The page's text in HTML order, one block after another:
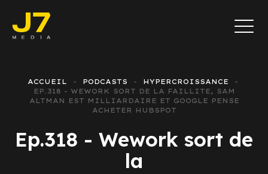
ACCUEIL PODCASTS
HYPERCROISSANCE
EP.318 - WEWORK SORT DE LA FAILLITE, SAM
ALTMAN EST MILLIARDAIRE ET GOOGLE PENSE
ACHETER HUBSPOT
Ep.318 - Wework sort de
la